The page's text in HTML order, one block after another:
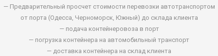
— Предварительный просчет стоимости перевозки автотранспортом
от порта (Одесса, Черноморск, Южный) до склада клиента
— подача контейнеровоза в порт
— погрузка контейнера на автомобильный транспорт
— доставка контейнера на склад клиента